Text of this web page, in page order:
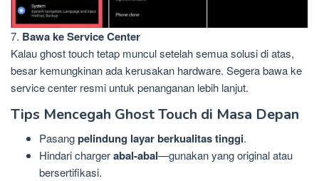
7. Bawa ke Service Center
Kalau ghost touch tetap muncul setelah semua solusi di atas,
besar kemungkinan ada kerusakan hardware. Segera bawa ke
service center resmi untuk penanganan lebih lanjut.
Tips Mencegah Ghost Touch di Masa Depan
Pasangpelindung layar berkualitas tinggi.
Hindari chargerabal-abal—gunakan yang original atau
bersertifikasi.